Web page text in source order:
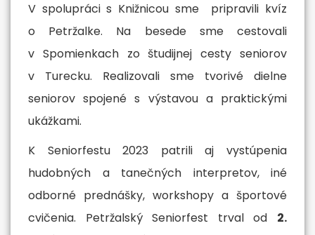
V spolupráci s Knižnicou sme pripravili kvíz
o Petržalke. Na besede sme cestovali
v Spomienkach zo študijnej cesty seniorov
v Turecku. Realizovali sme tvorivé dielne
seniorov spojené s výstavou a praktickými
ukážkami.
K Seniorfestu 2023 patrili aj vystúpenia
hudobných a tanečných interpretov, iné
odborné prednášky, workshopy a športové
cvičenia. Petržalský Seniorfest trval od 2.